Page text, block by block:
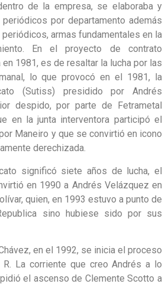
de la empresa, se elaboraba y
por departamento además
armas fundamentales en la
En el proyecto de contrato
1981, es de resaltar la lucha por las
lo que provocó en el 1981, la
(Sutiss) presidido por Andrés
despido, por parte de Fetrametal
en la junta interventora participó el
Maneiro y que se convirtió en icono
derechizada.
significó siete años de lucha, el
en 1990 a Andrés Velázquez en
quien, en 1993 estuvo a punto de
sino hubiese sido por sus
en el 1992, se inicia el proceso
La corriente que creo Andrés a lo
el ascenso de Clemente Scotto a